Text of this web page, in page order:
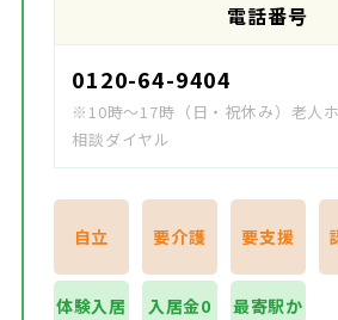
電話番号
0120-64-9404
※10時～17時（日・祝休み）老人
相談ダイヤル
自立 要介護 要支援
体験入居
入居金0
最寄駅か